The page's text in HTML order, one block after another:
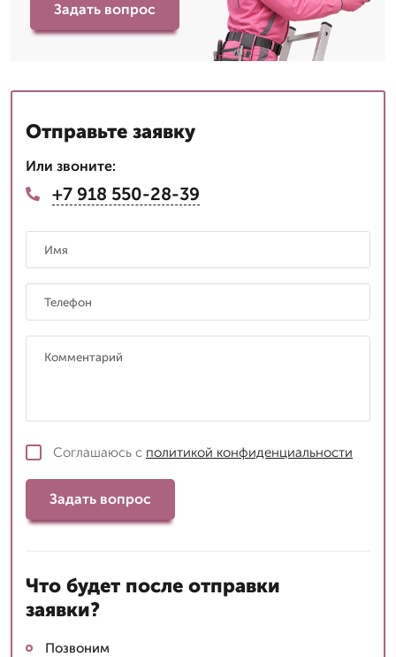
Задать вопрос
Отправьте заявку
Или звоните:
+7 918 550-28-39
Соглашаюсь с политикой конфиденциальности
Задать вопрос
Что будет после отправки
заявки?
Позвоним